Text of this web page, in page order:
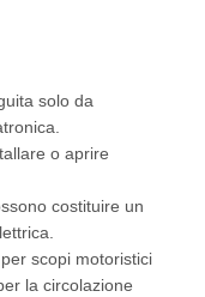
solo da
o aprire
costituire un
scopi motoristici
la circolazione